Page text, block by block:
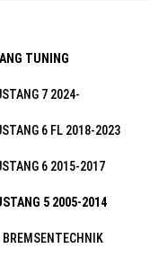
TUNING
7 2024-
6 FL 2018-2023
6 2015-2017
5 2005-2014
BREMSENTECHNIK